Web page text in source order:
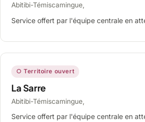
Abitibi-Témiscamingue,
Service offert par l'équipe centrale en
○ Territoire ouvert
La Sarre
Abitibi-Témiscamingue,
Service offert par l'équipe centrale en